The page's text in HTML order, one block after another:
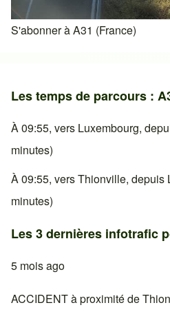
S'abonner à A31 (France)
Les temps de parcours :
À 09:55, vers Luxembourg,
minutes)
À 09:55, vers Thionville, depuis
minutes)
Les 3 dernières infotrafic
5 mois ago
ACCIDENT à proximité de